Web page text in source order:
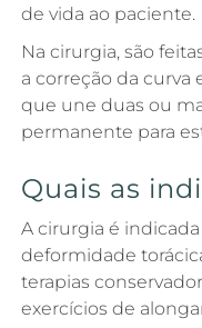
de vida ao paciente.
Na cirurgia, são
a correção da curva
que une duas ou
permanente para
Quais as
A cirurgia é
deformidade
terapias
exercícios de